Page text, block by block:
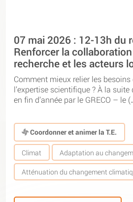
07 mai 2026 : 12-13h du
Renforcer la
recherche et les acteurs
Comment mieux relier les besoins
l’expertise scientifique ? À la suite
en fin d’année par le GRECO – le
Coordonner et animer la T.E.
Climat Adaptation au
Atténuation du changement